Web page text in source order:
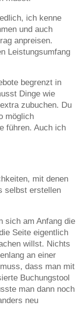
ich kenne
und auch
anpreisen.
Leistungsumfang
begrenzt in
Dinge wie
zubuchen. Du
möglich
führen. Auch ich
mit denen
selbst erstellen
sich am Anfang die
Seite eigentlich
willst. Nichts
an einer
dass man mit
Buchungstool
man dann noch
neu